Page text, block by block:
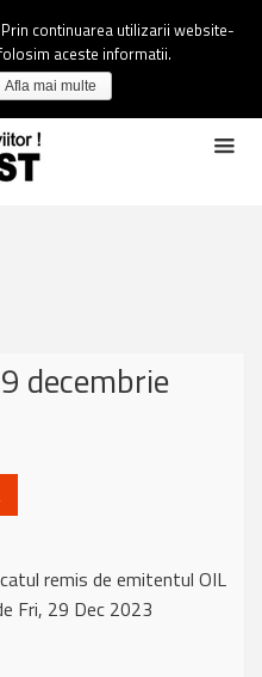
decembrie
remis de emitentul OIL
Fri, 29 Dec 2023
continuarea utilizarii website-
aceste informatii.
Afla mai multe